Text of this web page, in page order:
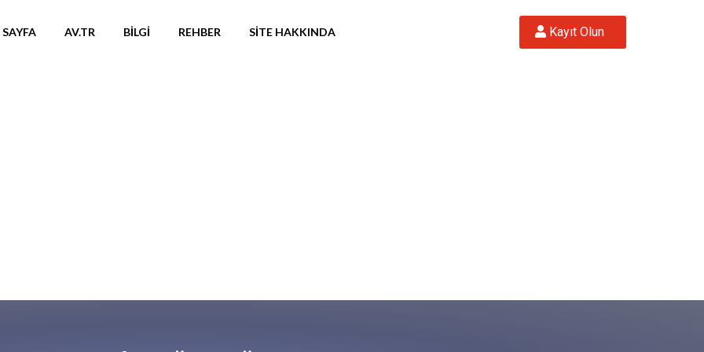
Kayıt Olun
AV.TR BILGI REHBER SITE HAKKINDA